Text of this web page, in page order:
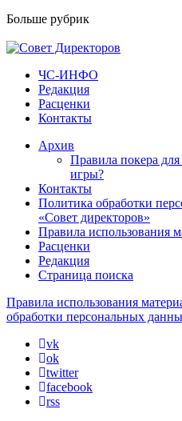
Больше рубрик
ЧС-ИНФО
Редакция
Расценки
Контакты
Архив
Правила покера
игры?
Контакты
Политика обработки
«Совет директоров»
Правила использования
Расценки
Редакция
Страница поиска
Правила использования
обработки персональных
vk
ok
twitter
facebook
rss